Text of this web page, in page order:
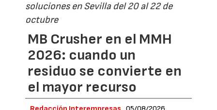
soluciones en Sevilla del 20 al 22 de
octubre
MB Crusher en el MMH
2026: cuando un
residuo se convierte en
el mayor recurso